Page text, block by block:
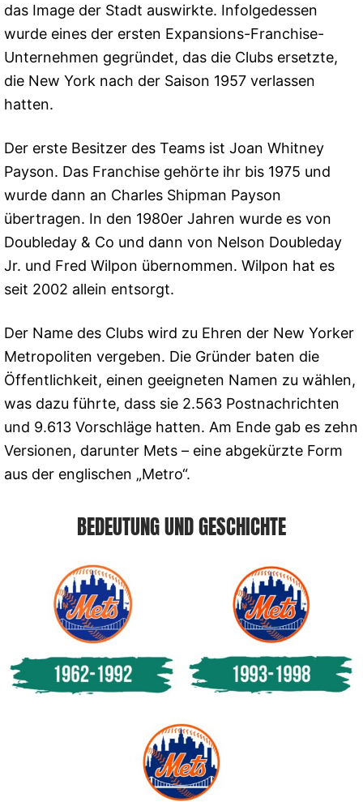
das Image der Stadt auswirkte. Infolgedessen
wurde eines der ersten Expansions-Franchise-
Unternehmen gegründet, das die Clubs ersetzte,
die New York nach der Saison 1957 verlassen
hatten.
Der erste Besitzer des Teams ist Joan Whitney
Payson. Das Franchise gehörte ihr bis 1975 und
wurde dann an Charles Shipman Payson
übertragen. In den 1980er Jahren wurde es von
Doubleday & Co und dann von Nelson Doubleday
Jr. und Fred Wilpon übernommen. Wilpon hat es
seit 2002 allein entsorgt.
Der Name des Clubs wird zu Ehren der New Yorker
Metropoliten vergeben. Die Gründer baten die
Öffentlichkeit, einen geeigneten Namen zu wählen,
was dazu führte, dass sie 2.563 Postnachrichten
und 9.613 Vorschläge hatten. Am Ende gab es zehn
Versionen, darunter Mets – eine abgekürzte Form
aus der englischen „Metro“.
BEDEUTUNG UND GESCHICHTE